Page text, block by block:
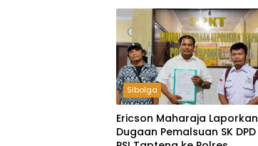
Sibolga
Ericson Maharaja Laporkan
Dugaan Pemalsuan SK DPD